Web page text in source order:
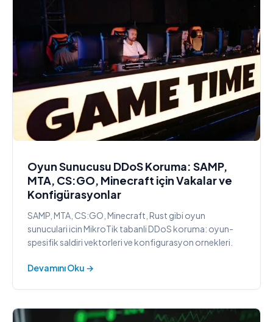
Oyun Sunucusu DDoS Koruma: SAMP,
MTA, CS:GO, Minecraft için Vakalar ve
Konfigürasyonlar
SAMP, MTA, CS:GO, Minecraft, Rust gibi oyun
sunuculari icin MikroTik tabanli DDoS koruma: oyun-
spesifik saldiri vektorleri ve konfigurasyon ornekleri.
Devamını Oku →